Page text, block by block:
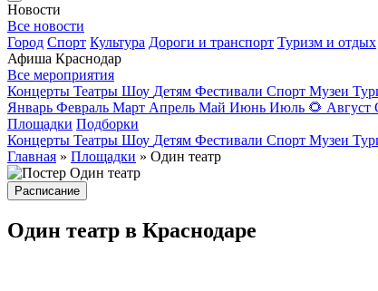
Новости
Все новости
Город Спорт Культура Дороги и транспорт Туризм и отдых
Афиша Краснодар
Все мероприятия
Концерты Театры Шоу Детям Фестивали Спорт Музеи
Январь Февраль Март Апрель Май Июнь Июль 🌻 Август
Площадки Подборки
Концерты Театры Шоу Детям Фестивали Спорт Музеи
Главная » Площадки » Один театр
Расписание
Один театр в Краснодаре